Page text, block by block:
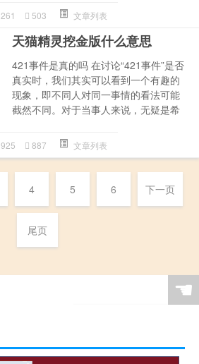
261 503 文章列表
天猫精灵挖金版什么意思
421事件是真的吗 在讨论“421事件”是否
真实时，我们其实可以看到一个有趣的
现象，即不同人对同一事情的看法可能
截然不同。对于当事人来说，无疑是希
925 887 文章列表
4 5 6 下一页
尾页
☚